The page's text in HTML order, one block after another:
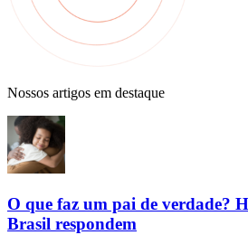
Nossos artigos em destaque
O que faz um pai de verdade?
Brasil respondem